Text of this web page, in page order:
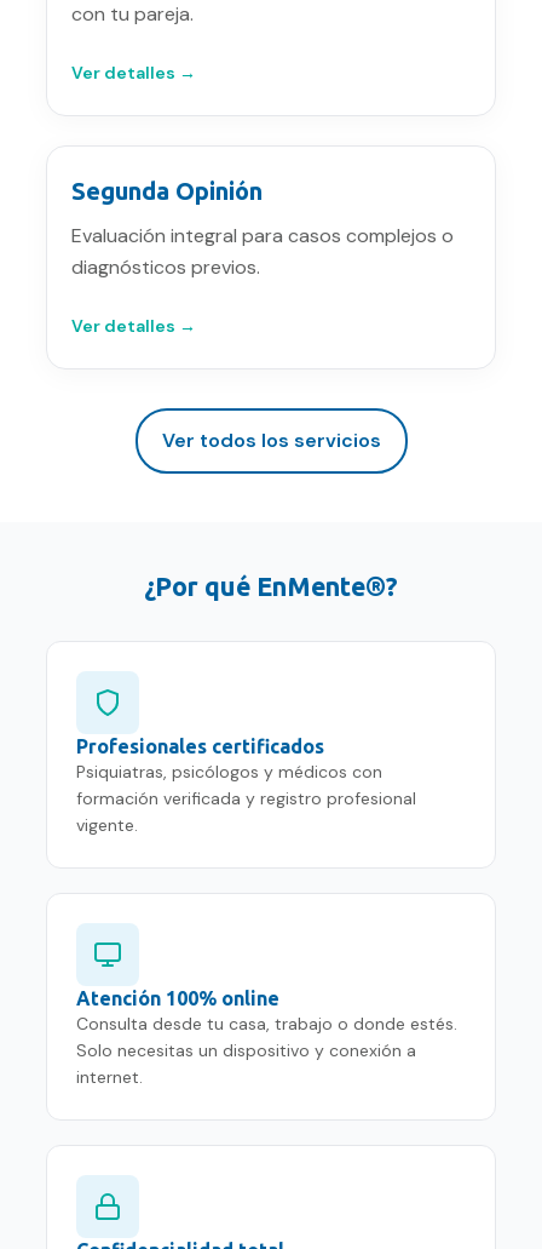
con tu pareja.
Ver detalles →
Segunda Opinión
Evaluación integral para casos complejos o
diagnósticos previos.
Ver detalles →
Ver todos los servicios
¿Por qué EnMente®?
Profesionales certificados
Psiquiatras, psicólogos y médicos con
formación verificada y registro profesional
vigente.
Atención 100% online
Consulta desde tu casa, trabajo o donde estés.
Solo necesitas un dispositivo y conexión a
internet.